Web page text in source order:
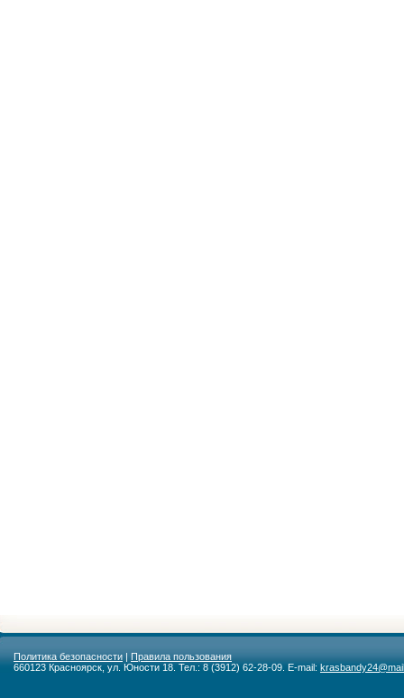
Политика безопасности|Правила пользования
660123 Красноярск, ул. Юности 18. Тел.: 8 (3912) 62-28-09. E-mail: